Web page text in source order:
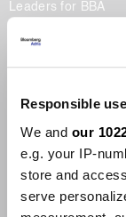
Responsible
We and our
e.g. your IP-
store and
serve
Leaders for BBA